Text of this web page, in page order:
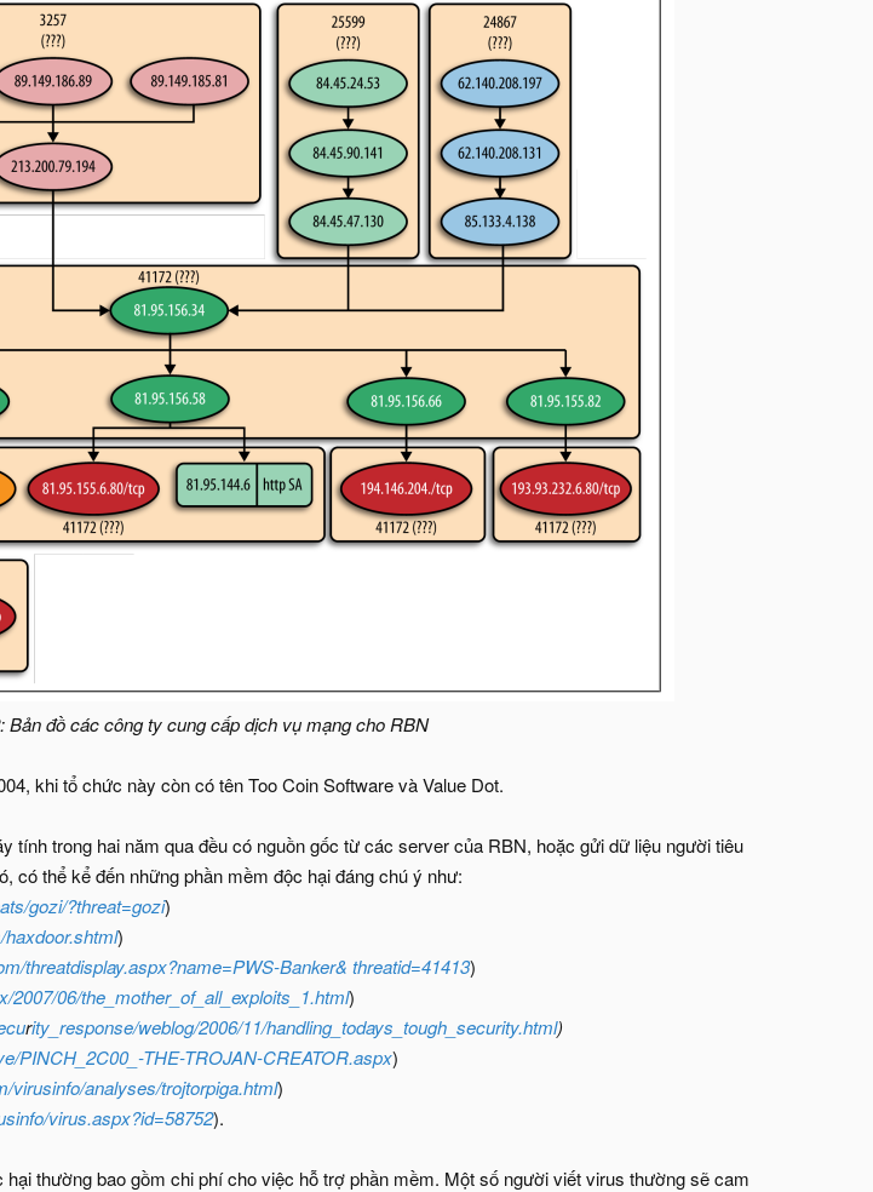
Bản đồ các công ty cung cấp dịch vụ mạng cho RBN
khi tổ chức này còn có tên Too Coin Software và Value Dot.
tính trong hai năm qua đều có nguồn gốc từ các server của RBN, hoặc gửi dữ liệu người tiêu
có thể kể đến những phần mềm độc hại đáng chú ý như:
gozi/?threat=gozi)
)
threatdisplay.aspx?name=PWS-Banker& threatid=41413)
2007/06/the _mother_of_all_exploits_1.html)
rity_response/weblog/2006/11/handling_todays_tough_security.html)
PINCH_2C00_-THE-TROJAN-CREATOR.aspx)
virusinfo/analyses/trojtorpiga.html)
virus.aspx?id=58752).
thường bao gồm chi phí cho việc hỗ trợ phần mềm. Một số người viết virus thường sẽ cam